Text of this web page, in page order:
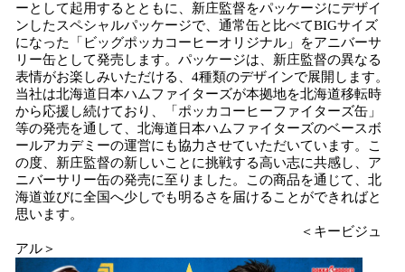
ーとして起用するとともに、新庄監督をパッケージにデザイ
ンしたスペシャルパッケージで、通常缶と比べてBIGサイズ
になった「ビッグポッカコーヒーオリジナル」をアニバーサ
リー缶として発売します。パッケージは、新庄監督の異なる
表情がお楽しみいただける、4種類のデザインで展開します。
当社は北海道日本ハムファイターズが本拠地を北海道移転時
から応援し続けており、「ポッカコーヒーファイターズ缶」
等の発売を通して、北海道日本ハムファイターズのベースボ
ールアカデミーの運営にも協力させていただいています。こ
の度、新庄監督の新しいことに挑戦する高い志に共感し、ア
ニバーサリー缶の発売に至りました。この商品を通じて、北
海道並びに全国へ少しでも明るさを届けることができればと
思います。
＜キービジュ
アル＞